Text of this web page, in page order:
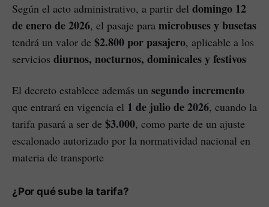
Según el acto administrativo, a partir del domingo 12
de enero de 2026, el pasaje para microbuses y busetas
tendrá un valor de $2.800 por pasajero, aplicable a los
servicios diurnos, nocturnos, dominicales y festivos
El decreto establece además un segundo incremento
que entrará en vigencia el 1 de julio de 2026, cuando la
tarifa pasará a ser de $3.000, como parte de un ajuste
escalonado autorizado por la normatividad nacional en
materia de transporte
¿Por qué sube la tarifa?